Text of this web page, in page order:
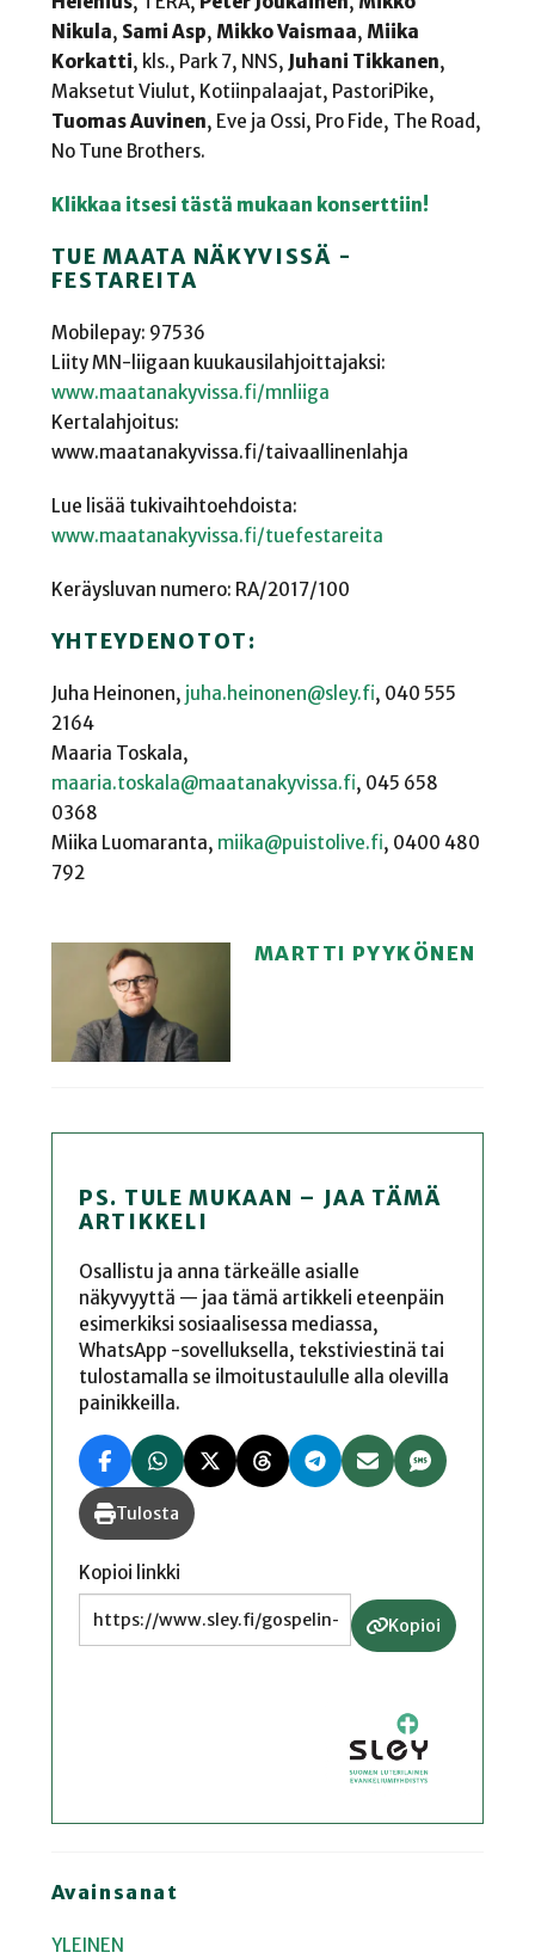
Nikula, Sami Asp, Mikko Vaismaa, Miika
Korkatti, kls., Park 7, NNS, Juhani Tikkanen,
Maksetut Viulut, Kotiinpalaajat, PastoriPike,
Tuomas Auvinen, Eve ja Ossi, Pro Fide, The Road,
No Tune Brothers.
Klikkaa itsesi tästä mukaan konserttiin!
TUE MAATA NÄKYVISSÄ -
FESTAREITA
Mobilepay: 97536
Liity MN-liigaan kuukausilahjoittajaksi:
www.maatanakyvissa.fi/mnliiga
Kertalahjoitus:
www.maatanakyvissa.fi/taivaallinenlahja
Lue lisää tukivaihtoehdoista:
www.maatanakyvissa.fi/tuefestareita
Keräysluvan numero: RA/2017/100
YHTEYDENOTOT:
Juha Heinonen, juha.heinonen@sley.fi, 040 555
2164
Maaria Toskala,
maaria.toskala@maatanakyvissa.fi, 045 658
0368
Miika Luomaranta, miika@puistolive.fi, 0400 480
792
MARTTI PYYKÖNEN
PS. TULE MUKAAN – JAA TÄMÄ
ARTIKKELI
Osallistu ja anna tärkeälle asialle
näkyvyyttä — jaa tämä artikkeli eteenpäin
esimerkiksi sosiaalisessa mediassa,
WhatsApp -sovelluksella, tekstiviestinä tai
tulostamalla se ilmoitustaululle alla olevilla
painikkeilla.
Tulosta
Kopioi linkki
Kopioi
Avainsanat
YLEINEN